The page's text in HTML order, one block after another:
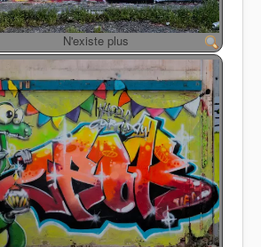
N'existe plus